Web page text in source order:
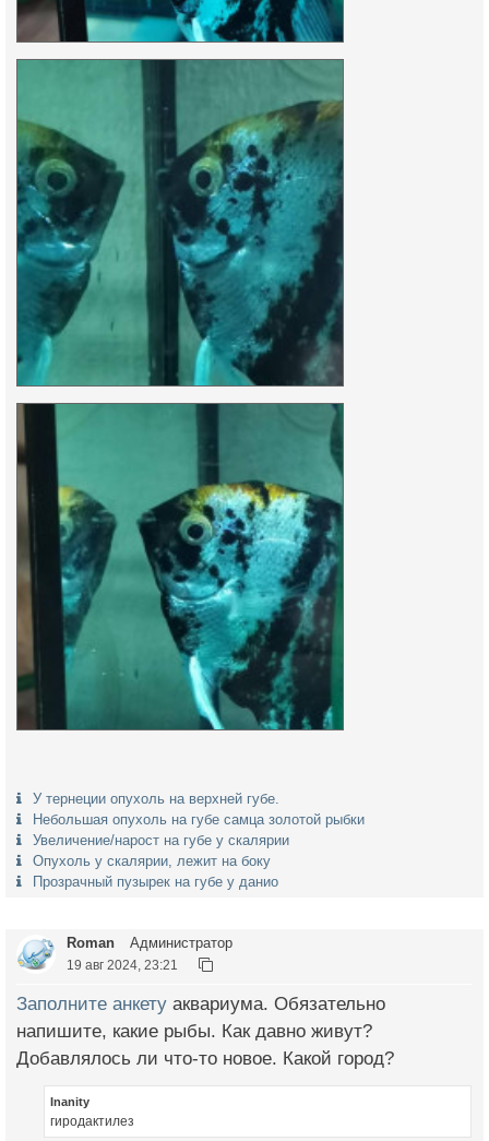
У тернеции опухоль на верхней губе.
Небольшая опухоль на губе самца золотой рыбки
Увеличение/нарост на губе у скалярии
Опухоль у скалярии, лежит на боку
Прозрачный пузырек на губе у данио
Roman Администратор
19 авг 2024, 23:21
Заполните анкету аквариума. Обязательно
напишите, какие рыбы. Как давно живут?
Добавлялось ли что-то новое. Какой город?
Inanity
гиродактилез